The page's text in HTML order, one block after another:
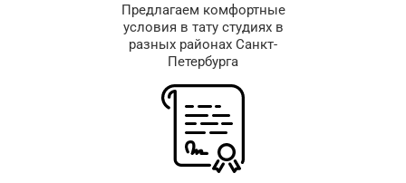
Предлагаем комфортные
условия в тату студиях в
разных районах Санкт-
Петербурга